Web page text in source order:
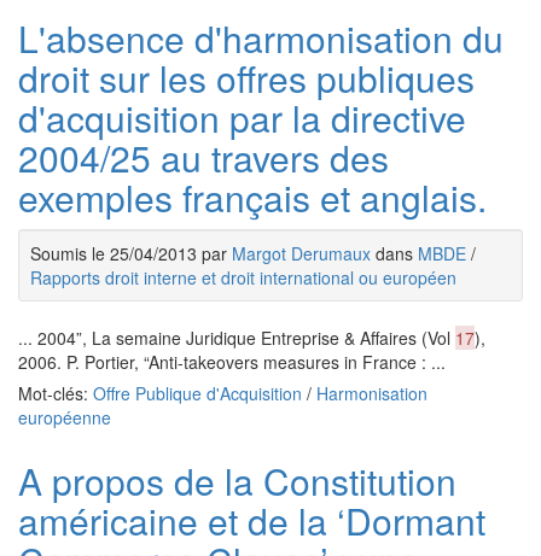
L'absence d'harmonisation du
droit sur les offres publiques
d'acquisition par la directive
2004/25 au travers des
exemples français et anglais.
Soumis le 25/04/2013 par Margot Derumaux dans MBDE /
Rapports droit interne et droit international ou européen
... 2004”, La semaine Juridique Entreprise & Affaires (Vol 17),
2006. P. Portier, “Anti-takeovers measures in France : ...
Mot-clés: Offre Publique d'Acquisition / Harmonisation
européenne
A propos de la Constitution
américaine et de la ‘Dormant